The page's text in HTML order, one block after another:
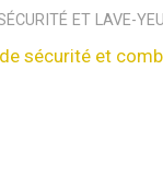
ET LAVE-
sécurité et